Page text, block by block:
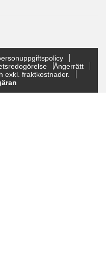
Ångerrätt
exkl. fraktkostnader.